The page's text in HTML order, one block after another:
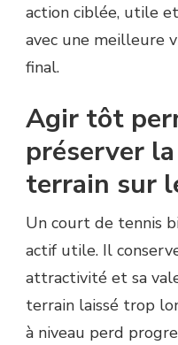
action ciblée, utile
avec une meilleure
final.
Agir tôt
préserver
terrain sur
Un court de tennis
actif utile. Il
attractivité et sa
terrain laissé trop
à niveau perd